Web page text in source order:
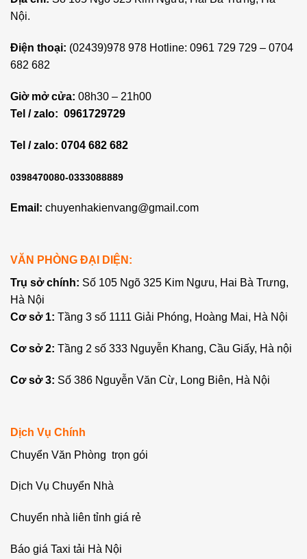
Nội.
Điện thoại: (02439)978 978 Hotline: 0961 729 729 – 0704
682 682
Giờ mở cửa: 08h30 – 21h00
Tel / zalo: 0961729729
Tel / zalo: 0704 682 682
0398470080-0333088889
Email: chuyenhakienvang@gmail.com
VĂN PHÒNG ĐẠI DIỆN:
Trụ sở chính: Số 105 Ngõ 325 Kim Ngưu, Hai Bà Trưng,
Hà Nội
Cơ sở 1: Tầng 3 số 1111 Giải Phóng, Hoàng Mai, Hà Nội
Cơ sở 2: Tầng 2 số 333 Nguyễn Khang, Cầu Giấy, Hà nội
Cơ sở 3: Số 386 Nguyễn Văn Cừ, Long Biên, Hà Nội
Dịch Vụ Chính
Chuyển Văn Phòng trọn gói
Dịch Vụ Chuyển Nhà
Chuyển nhà liên tỉnh giá rẻ
Báo giá Taxi tải Hà Nội